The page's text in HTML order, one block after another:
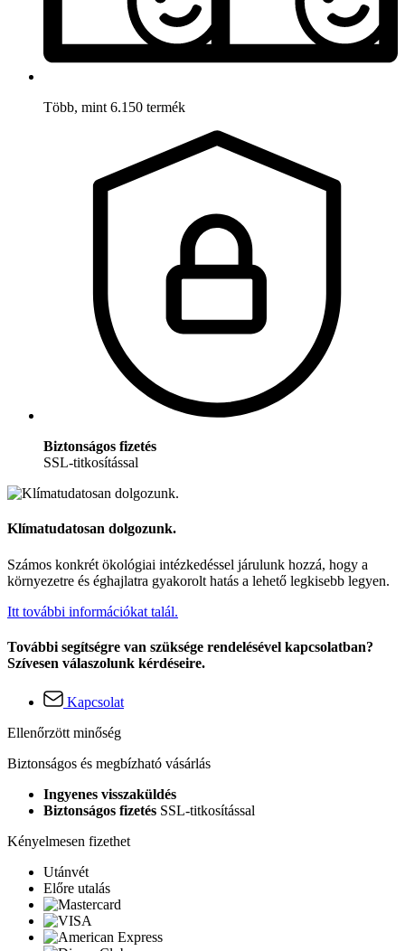
Több, mint 6.150 termék
Biztonságos fizetés
SSL-titkosítással
Klímatudatosan dolgozunk.
Számos konkrét ökológiai intézkedéssel járulunk hozzá, hogy a
környezetre és éghajlatra gyakorolt hatás a lehető legkisebb legyen.
Itt további információkat talál.
További segítségre van szüksége rendelésével kapcsolatban?
Szívesen válaszolunk kérdéseire.
Kapcsolat
Ellenőrzött minőség
Biztonságos és megbízható vásárlás
Ingyenes visszaküldés
Biztonságos fizetés SSL-titkosítással
Kényelmesen fizethet
Utánvét
Előre utalás